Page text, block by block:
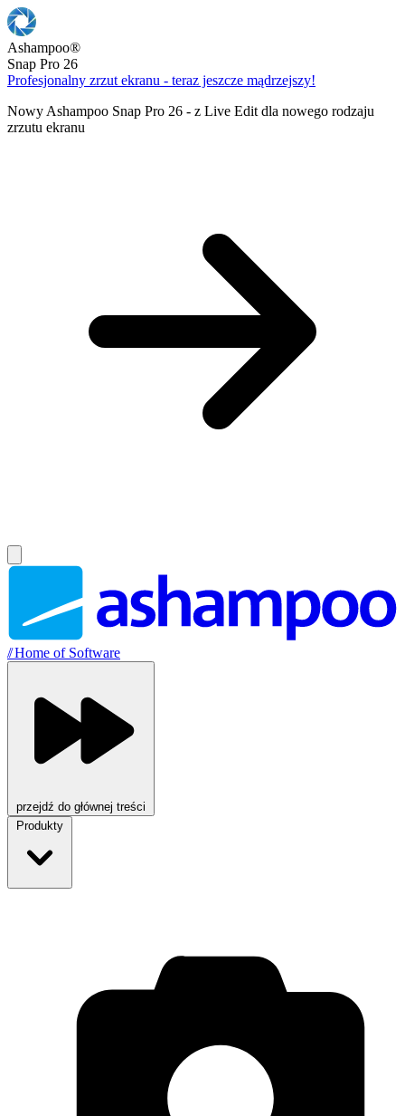
Ashampoo®
Snap Pro 26
Profesjonalny zrzut ekranu - teraz jeszcze mądrzejszy!
Nowy Ashampoo Snap Pro 26 - z Live Edit dla nowego rodzaju
zrzutu ekranu
//Home of Software
przejdź do głównej treści
Produkty